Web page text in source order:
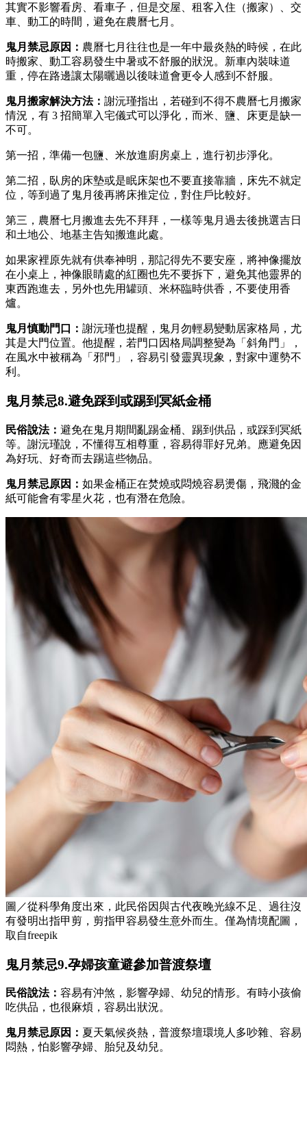
其實不影響看房、看車子，但是交屋、租客入住（搬家）、交
車、動工的時間，避免在農曆七月。
鬼月禁忌原因： 農曆七月往往也是一年中最炎熱的時候，在此
時搬家、動工容易發生中暑或不舒服的狀況。新車內裝味道
重，停在路邊讓太陽曬過以後味道會更令人感到不舒服。
鬼月搬家解決方法： 謝沅瑾指出，若碰到不得不農曆七月搬家
情況，有 3 招簡單入宅儀式可以淨化，而米、鹽、床更是缺一
不可。
第一招，準備一包鹽、米放進廚房桌上，進行初步淨化。
第二招，臥房的床墊或是眠床架也不要直接靠牆，床先不就定
位，等到過了鬼月後再將床推定位，對住戶比較好。
第三，農曆七月搬進去先不拜拜，一樣等鬼月過去後挑選吉日
和土地公、地基主告知搬進此處。
如果家裡原先就有供奉神明，那記得先不要安座，將神像擺放
在小桌上，神像眼睛處的紅圈也先不要拆下，避免其他靈界的
東西跑進去，另外也先用罐頭、米杯臨時供香，不要使用香
爐。
鬼月慎動門口： 謝沅瑾也提醒，鬼月勿輕易變動居家格局，尤
其是大門位置。他提醒，若門口因格局調整變為「斜角門」，
在風水中被稱為「邪門」，容易引發靈異現象，對家中運勢不
利。
鬼月禁忌8.避免踩到或踢到冥紙金桶
民俗說法： 避免在鬼月期間亂踢金桶、踢到供品，或踩到冥紙
等。謝沅瑾說，不懂得互相尊重，容易得罪好兄弟。應避免因
為好玩、好奇而去踢這些物品。
鬼月禁忌原因： 如果金桶正在焚燒或悶燒容易燙傷，飛濺的金
紙可能會有零星火花，也有潛在危險。
圖／從科學角度出來，此民俗因與古代夜晚光線不足、過往沒
有發明出指甲剪，剪指甲容易發生意外而生。僅為情境配圖，
取自freepik
鬼月禁忌9.孕婦孩童避參加普渡祭壇
民俗說法： 容易有沖煞，影響孕婦、幼兒的情形。有時小孩偷
吃供品，也很麻煩，容易出狀況。
鬼月禁忌原因： 夏天氣候炎熱，普渡祭壇環境人多吵雜、容易
悶熱，怕影響孕婦、胎兒及幼兒。